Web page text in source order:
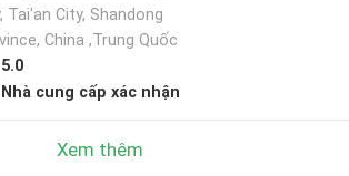
Tai'an City, Shandong
China ,Trung Quốc
5.0
Nhà cung cấp xác nhận
Xem thêm